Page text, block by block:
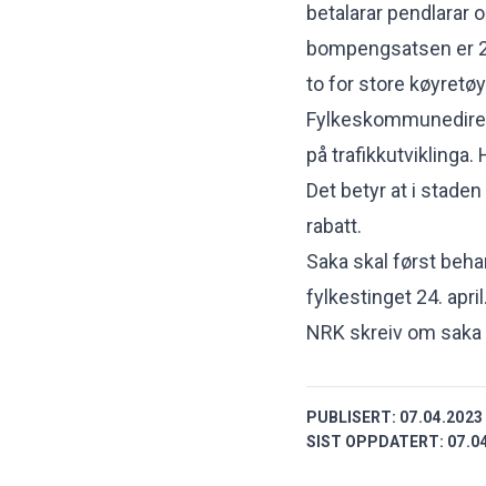
betalarar pendlarar
bompengsatsen er
to for store
på trafikkutviklinga.
Det betyr at i
rabatt.
Saka skal først
fylkestinget 24. april.
NRK skreiv om
PUBLISERT: 07.04.2023
SIST OPPDATERT: